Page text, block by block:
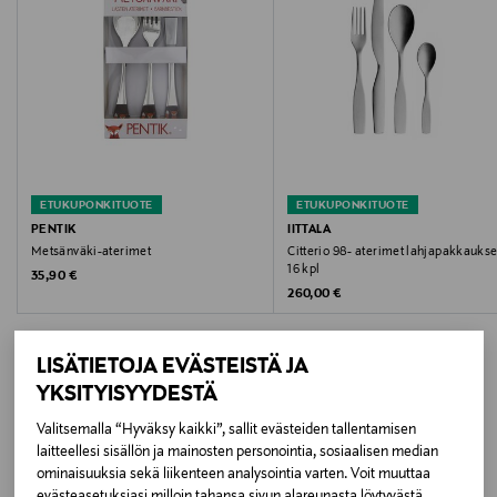
LISÄTIETOJA EVÄSTEISTÄ JA
YKSITYISYYDESTÄ
Valitsemalla “Hyväksy kaikki”, sallit evästeiden tallentamisen
laitteellesi sisällön ja mainosten personointia, sosiaalisen median
ominaisuuksia sekä liikenteen analysointia varten. Voit muuttaa
Hoito-ohjeet
Konepesun kestävät
Koko
20,0 X 16,5 X 3,4 cm
Vietnam
Valmistajan tuotenumero
1083880
Valmistaja
ETUKUPONKITUOTE
PENTIK
Metsänväki-aterimet
Original Price
35,90 €
ETUKUPONKITUOTE
IITTALA
Citterio 98- aterimet
16 kpl
Original Price
260,00 €
LISÄÄ KIINNOSTAVIA